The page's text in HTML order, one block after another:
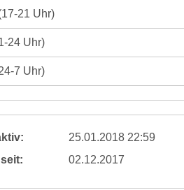
21 Uhr)
24 Uhr)
7 Uhr)
25.01.2018 22:59
02.12.2017